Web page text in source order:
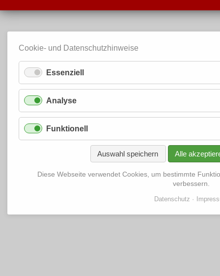
Cookie- und Datenschutzhinweise
Essenziell
Analyse
Funktionell
Auswahl speichern Alle
Diese Webseite verwendet Cookies, um bestimmte
verbessern.
Datenschutz